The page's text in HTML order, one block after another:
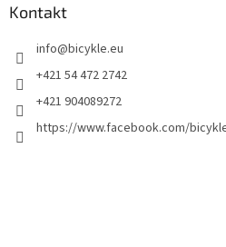
Kontakt
info@bicykle.eu
+421 54 472 2742
+421 904089272
https://www.facebook.com/